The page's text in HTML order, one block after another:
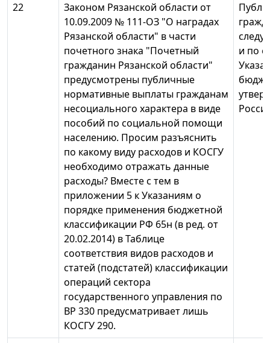
22
Законом Рязанской области от
10.09.2009 № 111-ОЗ "О наградах
Рязанской области" в части
почетного знака "Почетный
гражданин Рязанской области"
предусмотрены публичные
нормативные выплаты гражданам
несоциального характера в виде
пособий по социальной помощи
населению. Просим разъяснить
по какому виду расходов и КОСГУ
необходимо отражать данные
расходы? Вместе с тем в
приложении 5 к Указаниям о
порядке применения бюджетной
классификации РФ 65н (в ред. от
20.02.2014) в Таблице
соответствия видов расходов и
статей (подстатей) классификации
операций сектора
государственного управления по
ВР 330 предусматривает лишь
КОСГУ 290.
и по